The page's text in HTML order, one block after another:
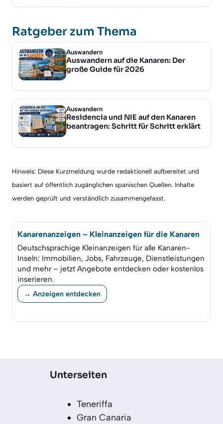
Ratgeber zum Thema
Auswandern
Auswandern auf die Kanaren: Der
große Guide für 2026
Auswandern
Residencia und NIE auf den Kanaren
beantragen: Schritt für Schritt erklärt
Hinweis: Diese Kurzmeldung wurde redaktionell aufbereitet und
basiert auf öffentlich zugänglichen spanischen Quellen. Inhalte
werden geprüft und verständlich zusammengefasst.
Kanarenanzeigen – Kleinanzeigen für die Kanaren
Deutschsprachige Kleinanzeigen für alle Kanaren-
Inseln: Immobilien, Jobs, Fahrzeuge, Dienstleistungen
und mehr – jetzt Angebote entdecken oder kostenlos
inserieren.
→ Anzeigen entdecken
Unterseiten
Teneriffa
Gran Canaria